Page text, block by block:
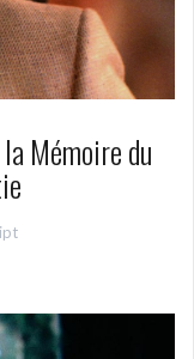
Mémoire du